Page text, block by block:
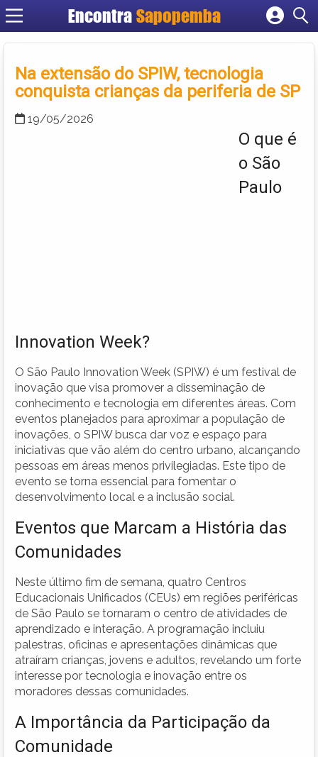
Encontra Sapopemba
Cadastrar empresa
Criar conta
Na extensão do SPIW, tecnologia
conquista crianças da periferia de SP
19/05/2026
O que é
o São
Paulo
Innovation Week?
O São Paulo Innovation Week (SPIW) é um festival de
inovação que visa promover a disseminação de
conhecimento e tecnologia em diferentes áreas. Com
eventos planejados para aproximar a população de
inovações, o SPIW busca dar voz e espaço para
iniciativas que vão além do centro urbano, alcançando
pessoas em áreas menos privilegiadas. Este tipo de
evento se torna essencial para fomentar o
desenvolvimento local e a inclusão social.
Eventos que Marcam a História das
Comunidades
Neste último fim de semana, quatro Centros
Educacionais Unificados (CEUs) em regiões periféricas
de São Paulo se tornaram o centro de atividades de
aprendizado e interação. A programação incluiu
palestras, oficinas e apresentações dinâmicas que
atraíram crianças, jovens e adultos, revelando um forte
interesse por tecnologia e inovação entre os
moradores dessas comunidades.
A Importância da Participação da
Comunidade